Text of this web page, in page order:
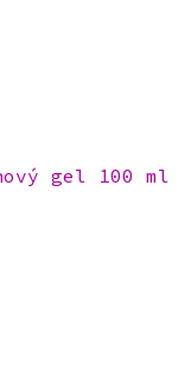
gel 100 ml